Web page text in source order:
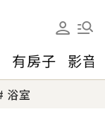
有房子 影音
浴室